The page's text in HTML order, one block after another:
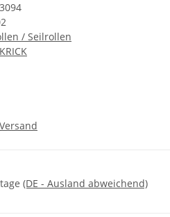
/ Seilrollen
KRICK
Versand
(DE - Ausland abweichend)